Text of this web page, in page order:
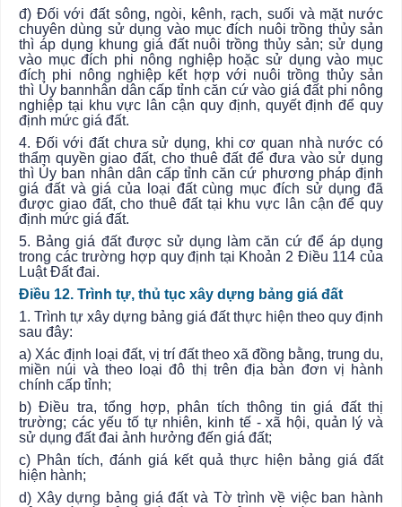
đ) Đốivới đất sông, ngòi, kênh, rạch, suối và mặt nước
chuyên dùng sử dụng vào mục đích nuôi trồng thủy sản
thì áp dụng khung giá đất nuôi trồng thủy sản; sử dụng
vào mục đích phi nông nghiệp hoặc sử dụng vào mục
đích phi nông nghiệp kết hợp với nuôi trồng thủy sản
thì Ủy bannhân dân cấp tỉnh căn cứ vào giá đất phi nông
nghiệp tại khu vực lân cận quy định, quyết định để quy
định mức giá đất.
4. Đối với đất chưa sử dụng, khi cơ quan nhà nước có
thẩm quyền giao đất, cho thuê đất để đưa vào sử dụng
thì Ủy ban nhân dân cấp tỉnh căn cứ phương pháp định
giá đất và giá của loại đất cùng mục đích sử dụng đã
được giao đất, cho thuê đất tại khu vực lân cận để quy
định mức giá đất.
5. Bảng giá đất được sử dụng làm căn cứ để áp dụng
trong các trường hợp quy định tại Khoản 2 Điều 114 của
Luật Đất đai.
Điều 12. Trình tự, thủ tục xây dựng bảng giá đất
1. Trình tự xây dựng bảng giá đất thực hiện theo quy định
sau đây:
a) Xác định loại đất, vị trí đất theo xã đồng bằng, trung du,
miền núi và theo loại đô thị trên địa bàn đơn vị hành
chính cấp tỉnh;
b) Điều tra, tổng hợp, phân tích thông tin giá đất thị
trường; các yếu tố tự nhiên, kinh tế - xã hội, quản lý và
sử dụng đất đai ảnh hưởng đến giá đất;
c) Phân tích, đánh giá kết quả thực hiện bảng giá đất
hiện hành;
d) Xây dựng bảng giá đất và Tờ trình về việc ban hành